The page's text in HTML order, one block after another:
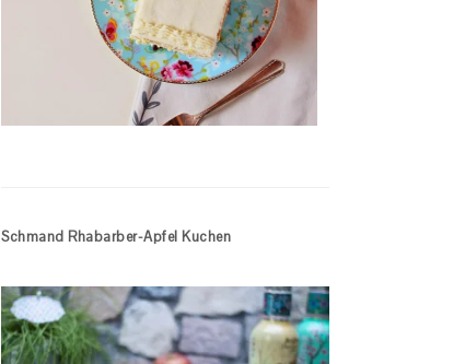
Schmand Rhabarber-Apfel Kuchen